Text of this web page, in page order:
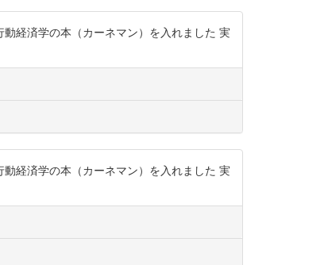
経済学の本（カーネマン）を入れました 実
経済学の本（カーネマン）を入れました 実